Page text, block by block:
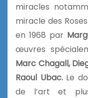
miracles
miracle des
en 1968 par
œuvres
Marc Chagall,
Raoul Ubac. Le
de l’art et